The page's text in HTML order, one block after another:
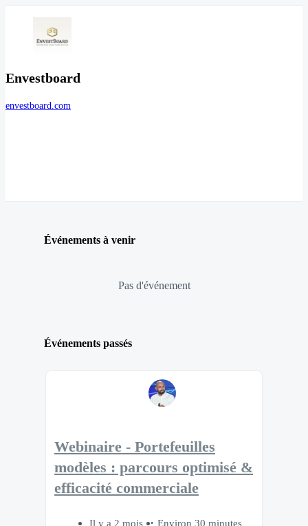
Envestboard
envestboard.com
Événements à venir
Pas d'événement
Événements passés
Webinaire - Portefeuilles
modèles : parcours optimisé &
efficacité commerciale
Il y a 2 mois
Environ 30 minutes